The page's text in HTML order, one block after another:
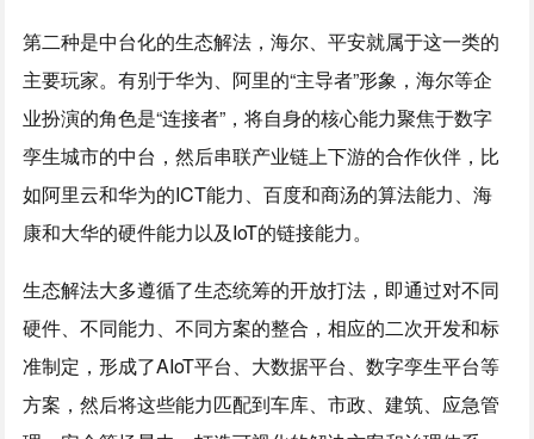
第二种是中台化的生态解法，海尔、平安就属于这一类的
主要玩家。有别于华为、阿里的“主导者”形象，海尔等企
业扮演的角色是“连接者”，将自身的核心能力聚焦于数字
孪生城市的中台，然后串联产业链上下游的合作伙伴，比
如阿里云和华为的ICT能力、百度和商汤的算法能力、海
康和大华的硬件能力以及IoT的链接能力。
生态解法大多遵循了生态统筹的开放打法，即通过对不同
硬件、不同能力、不同方案的整合，相应的二次开发和标
准制定，形成了AIoT平台、大数据平台、数字孪生平台等
方案，然后将这些能力匹配到车库、市政、建筑、应急管